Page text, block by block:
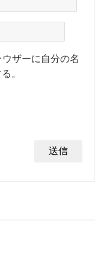
ザーに自分の名
。